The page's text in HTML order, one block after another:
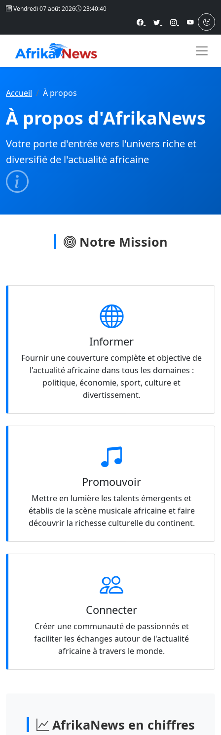
Vendredi 07 août 2026 23:40:40
Accueil À propos
À propos d'AfrikaNews
Votre porte d'entrée vers l'univers riche et
diversifié de l'actualité africaine
Notre Mission
Informer
Fournir une couverture complète et objective de
l'actualité africaine dans tous les domaines :
politique, économie, sport, culture et
divertissement.
Promouvoir
Mettre en lumière les talents émergents et
établis de la scène musicale africaine et faire
découvrir la richesse culturelle du continent.
Connecter
Créer une communauté de passionnés et
faciliter les échanges autour de l'actualité
africaine à travers le monde.
AfrikaNews en chiffres